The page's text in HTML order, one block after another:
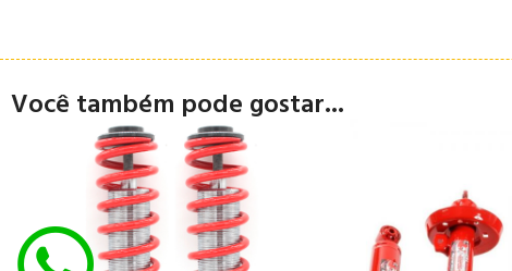
Você também pode gostar...